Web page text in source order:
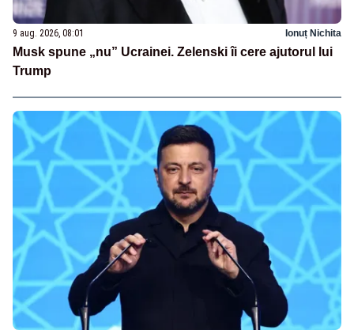
9 aug. 2026, 08:01 Ionuț Nichita
Musk spune „nu” Ucrainei. Zelenski îi cere ajutorul lui
Trump